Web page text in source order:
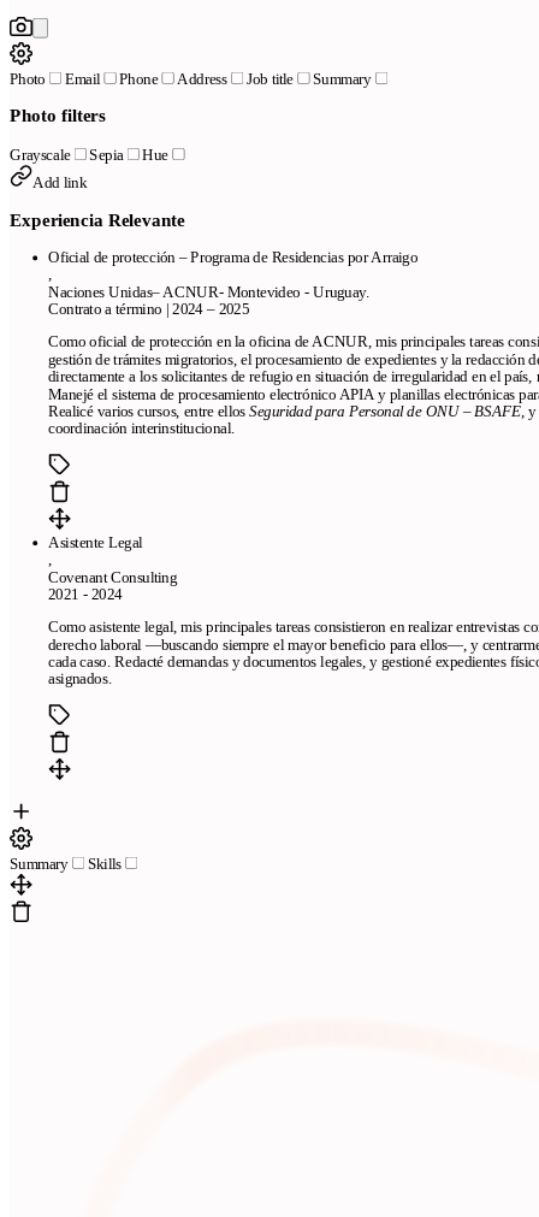
Photo Email Phone Address Job title Summary
Photo filters
Grayscale Sepia
Hue
Add link
Experiencia Relevante
Oficial de protección – Programa de Residencias por Arraigo
Naciones Unidas– ACNUR- Montevideo - Uruguay.
Contrato a término | 2024 – 2025
Como oficial de protección en la oficina de ACNUR, mis principales tareas
gestión de trámites migratorios, el procesamiento de expedientes y la redacción
directamente a los solicitantes de refugio en situación de irregularidad en el
Manejé el sistema de procesamiento electrónico APIA y planillas electrónicas
Realicé varios cursos, entre ellosSeguridad para Personal de ONU – BSAFE, y
coordinación interinstitucional.
Asistente Legal
Covenant Consulting
2021 - 2024
Como asistente legal, mis principales tareas consistieron en realizar entrevistas
derecho laboral —buscando siempre el mayor beneficio para ellos—, y
cada caso. Redacté demandas y documentos legales, y gestioné expedientes
asignados.
Summary Skills